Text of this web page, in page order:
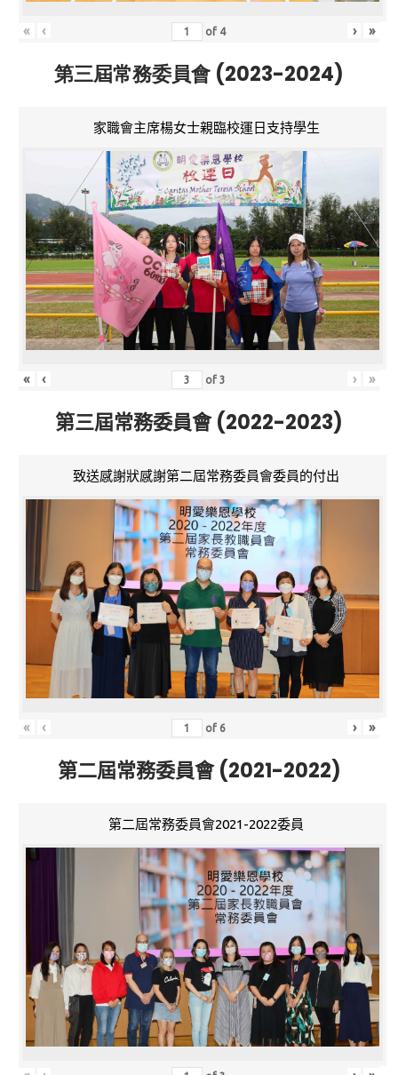
« ‹ of 4 › »
第三屆常務委員會 (2023-2024)
家職會主席楊女士親臨校運日支持學生
« ‹ of3 › »
第三屆常務委員會 (2022-2023)
致送感謝狀感謝第二屆常務委員會委員的付出
« ‹ of 6 › »
第二屆常務委員會 (2021-2022)
第二屆常務委員會2021-2022委員